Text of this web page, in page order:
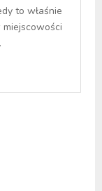
to właśnie